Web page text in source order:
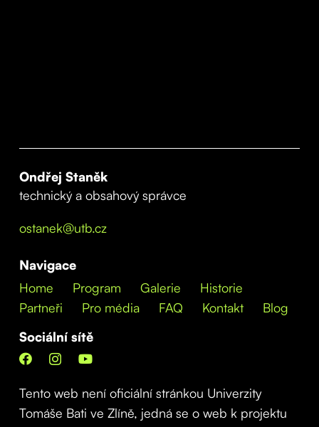
Ondřej Staněk
technický a obsahový správce
ostanek@utb.cz
Navigace
Home
Program Galerie
Historie
Partneři
Pro média FAQ Kontakt
Blog
Sociální sítě
Tento web není oficiální stránkou Univerzity
Tomáše Bati ve Zlíně, jedná se o web k projektu